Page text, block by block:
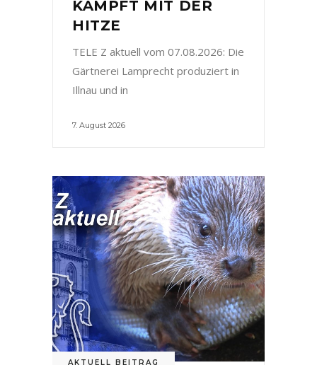
KÄMPFT MIT DER
HITZE
TELE Z aktuell vom 07.08.2026: Die
Gärtnerei Lamprecht produziert in
Illnau und in
7. August 2026
AKTUELL BEITRAG